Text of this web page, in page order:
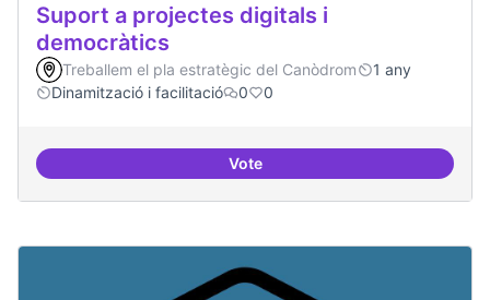
Suport a projectes digitals i
democràtics
Treballem el pla estratègic del Canòdrom
1 any
Dinamització i facilitació
0 0
VoteSuport a projectes digitals i